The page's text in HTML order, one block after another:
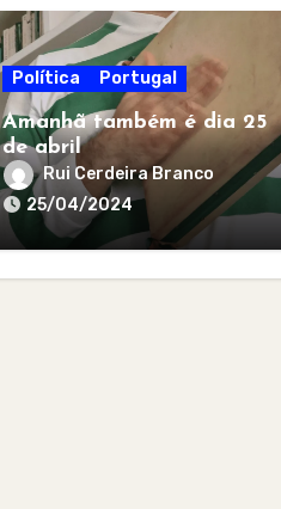
Política Portugal
Amanhã também é dia 25
de abril
Rui Cerdeira Branco
25/04/2024